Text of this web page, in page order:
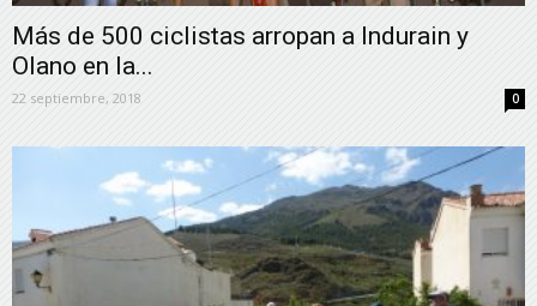
Más de 500 ciclistas arropan a Indurain y
Olano en la...
22 septiembre, 2018 0